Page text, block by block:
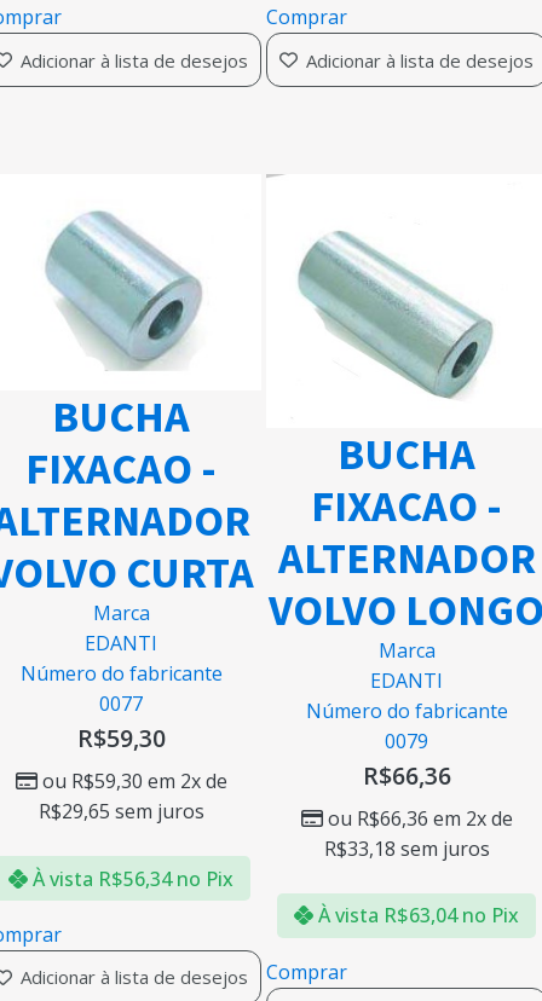
Adicionar à lista de desejos
Comprar
Adicionar à lista de desejos
BUCHA
FIXACAO -
CURTA
Marca
EDANTI
Número do fabricante
0077
R$59,30
ou R$59,30 em 2x de
R$29,65 sem juros
À vista R$56,34 no Pix
Adicionar à lista de desejos
BUCHA
FIXACAO -
ALTERNADOR
VOLVO
Marca
EDANTI
Número do fabricante
0079
R$66,36
ou R$66,36 em 2x de
R$33,18 sem juros
À vista R$63,04 no Pix
Comprar